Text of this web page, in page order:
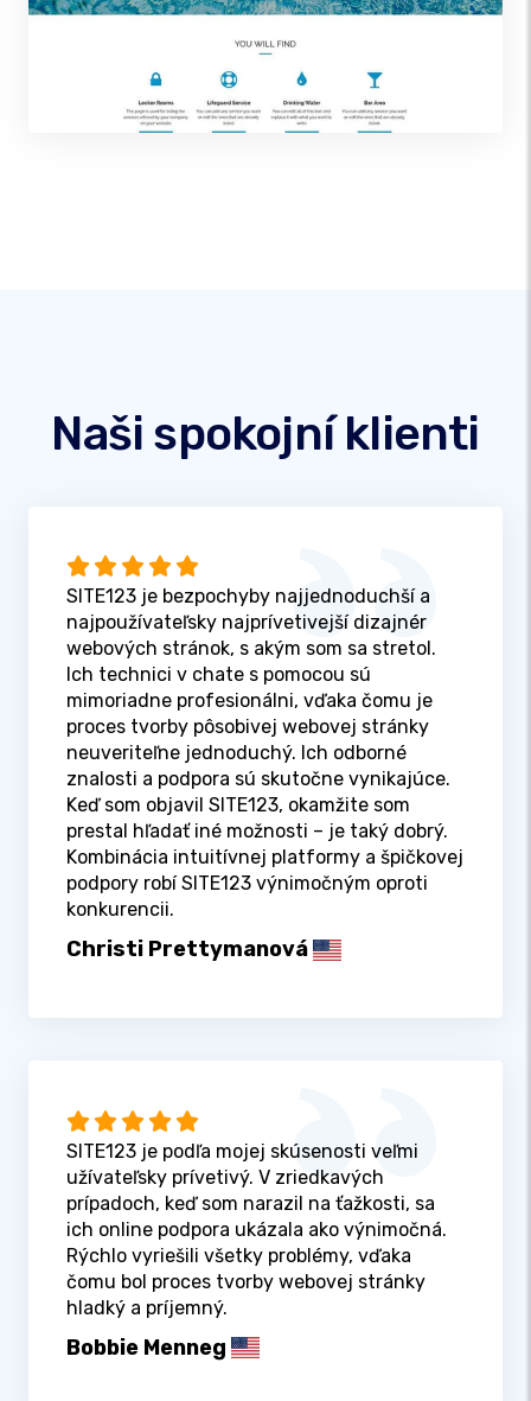
Naši spokojní klienti
SITE123 je bezpochyby najjednoduchší a
najpoužívateľsky najprívetivejší dizajnér
webových stránok, s akým som sa stretol.
Ich technici v chate s pomocou sú
mimoriadne profesionálni, vďaka čomu je
proces tvorby pôsobivej webovej stránky
neuveriteľne jednoduchý. Ich odborné
znalosti a podpora sú skutočne vynikajúce.
Keď som objavil SITE123, okamžite som
prestal hľadať iné možnosti – je taký dobrý.
Kombinácia intuitívnej platformy a špičkovej
podpory robí SITE123 výnimočným oproti
konkurencii.
Christi Prettymanová
SITE123 je podľa mojej skúsenosti veľmi
užívateľsky prívetivý. V zriedkavých
prípadoch, keď som narazil na ťažkosti, sa
ich online podpora ukázala ako výnimočná.
Rýchlo vyriešili všetky problémy, vďaka
čomu bol proces tvorby webovej stránky
hladký a príjemný.
Bobbie Menneg